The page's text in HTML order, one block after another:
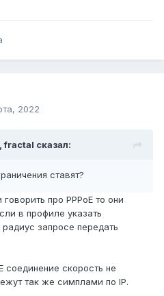
2022
fractal сказал:
ставят?
про PPPoE то они
в профиле указать
запросе передать
соединение скорость не
так же симплами по IP.